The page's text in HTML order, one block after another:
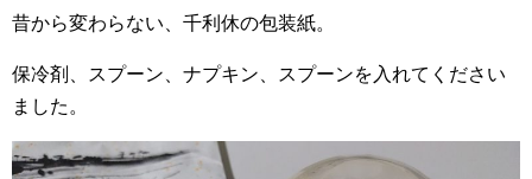
昔から変わらない、千利休の包装紙。
保冷剤、スプーン、ナプキン、スプーンを入れてください
ました。